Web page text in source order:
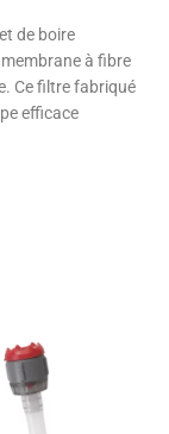
de boire
à fibre
Ce filtre fabriqué
efficace